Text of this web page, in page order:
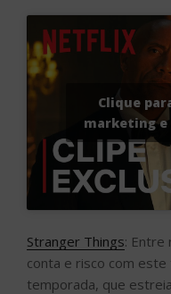
Clique
marketing
Stranger Things: Entre
conta e risco com este
temporada, que